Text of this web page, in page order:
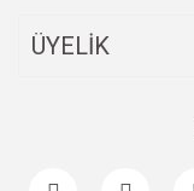
ÜYELİK